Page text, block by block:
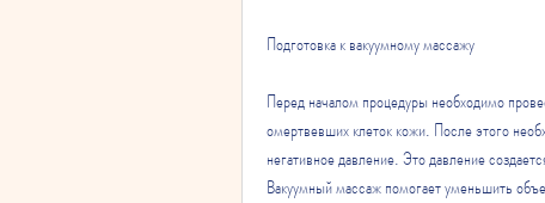
Подготовка к вакуумному массажу
Перед началом процедуры необходимо
омертвевших клеток кожи. После этого
негативное давление. Это давление
Вакуумный массаж помогает уменьшить